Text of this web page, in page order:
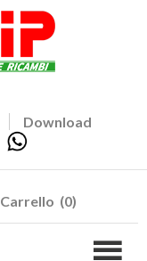
Download
Carrello (0)